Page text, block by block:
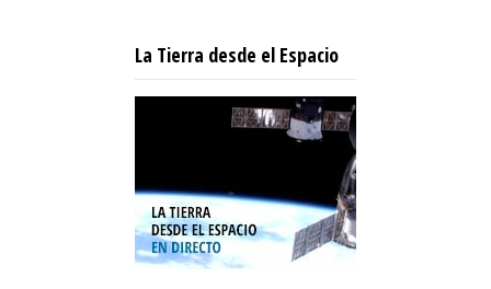
La Tierra desde el Espacio